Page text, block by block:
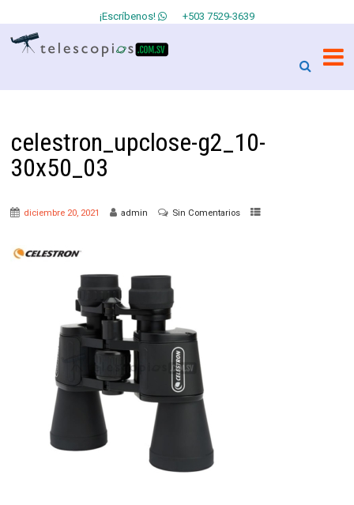
¡Escríbenos! +503 7529-3639
celestron_upclose-g2_10-
30x50_03
diciembre 20, 2021 admin Sin Comentarios